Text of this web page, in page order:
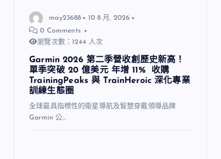
may23688
10 8 月, 2026
0 Comments
瀏覽次數：1244 人次
Garmin 2026 第二季營收創歷史新高！
單季突破 20 億美元 年增 11% 收購
TrainingPeaks 與 TrainHeroic 深化專業
訓練生態圈
全球最具指標性的衛星導航及智慧穿戴領導品牌
Garmin 公…